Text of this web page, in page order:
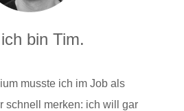
bin Tim.
musste ich im Job als
schnell merken: ich will gar